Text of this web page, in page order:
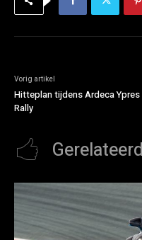
Vorig artikel
Hitteplan tijdens Ardeca Ypres
Rally